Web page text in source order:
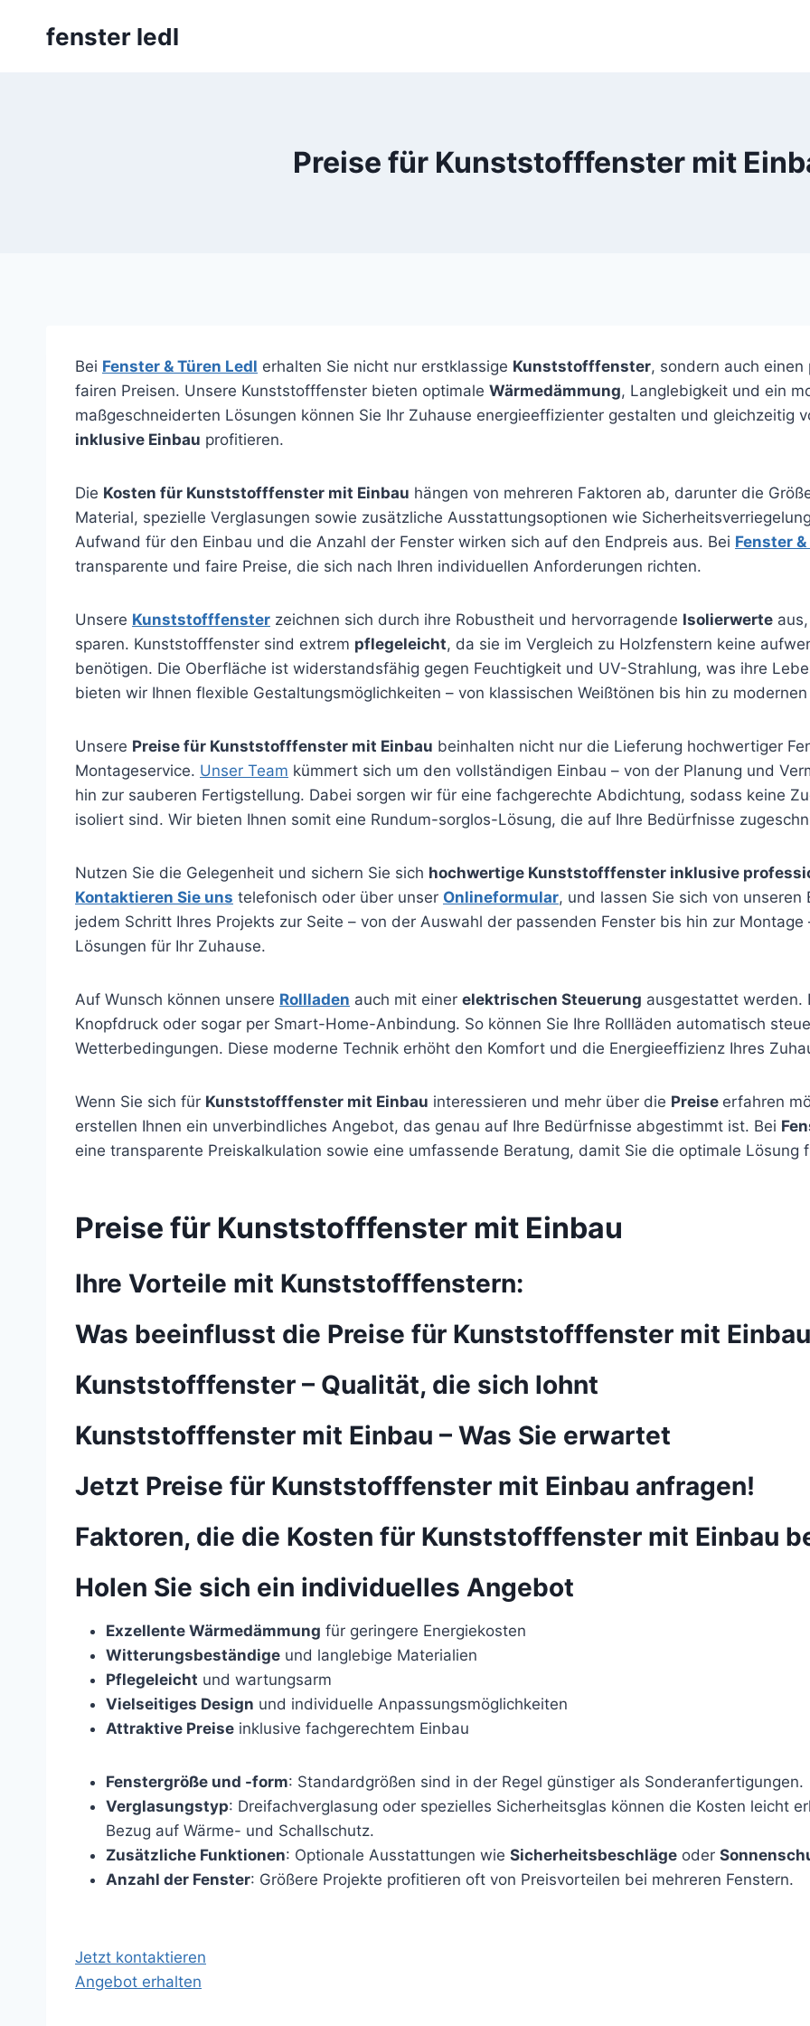
fenster ledl
Preise für Kunststofffenster mit
Bei Fenster & Türen Ledl erhalten Sie nicht nur erstklassige Kunststofffenster, sondern auch einen
fairen Preisen. Unsere Kunststofffenster bieten optimale Wärmedämmung, Langlebigkeit und ein
maßgeschneiderten Lösungen können Sie Ihr Zuhause energieeffizienter gestalten und gleichzeitig
inklusive Einbau profitieren.
Die Kosten für Kunststofffenster mit Einbau hängen von mehreren Faktoren ab, darunter die
Material, spezielle Verglasungen sowie zusätzliche Ausstattungsoptionen wie
Aufwand für den Einbau und die Anzahl der Fenster wirken sich auf den Endpreis aus. Bei Fenster
transparente und faire Preise, die sich nach Ihren individuellen Anforderungen richten.
Unsere Kunststofffenster zeichnen sich durch ihre Robustheit und hervorragende Isolierwerte
sparen. Kunststofffenster sind extrem pflegeleicht, da sie im Vergleich zu Holzfenstern keine
benötigen. Die Oberfläche ist widerstandsfähig gegen Feuchtigkeit und UV-Strahlung, was ihre
bieten wir Ihnen flexible Gestaltungsmöglichkeiten – von klassischen Weißtönen bis hin zu
Unsere Preise für Kunststofffenster mit Einbau beinhalten nicht nur die Lieferung hochwertiger
Montageservice. Unser Team kümmert sich um den vollständigen Einbau – von der Planung und
hin zur sauberen Fertigstellung. Dabei sorgen wir für eine fachgerechte Abdichtung, sodass keine
isoliert sind. Wir bieten Ihnen somit eine Rundum-sorglos-Lösung, die auf Ihre Bedürfnisse
Nutzen Sie die Gelegenheit und sichern Sie sich hochwertige Kunststofffenster inklusive
Kontaktieren Sie uns telefonisch oder über unser Onlineformular, und lassen Sie sich von
jedem Schritt Ihres Projekts zur Seite – von der Auswahl der passenden Fenster bis hin zur
Lösungen für Ihr Zuhause.
Auf Wunsch können unsere Rollladen auch mit einer elektrischen Steuerung ausgestattet werden.
Knopfdruck oder sogar per Smart-Home-Anbindung. So können Sie Ihre Rollläden automatisch
Wetterbedingungen. Diese moderne Technik erhöht den Komfort und die Energieeffizienz Ihres
Wenn Sie sich für Kunststofffenster mit Einbau interessieren und mehr über die Preise erfahren
erstellen Ihnen ein unverbindliches Angebot, das genau auf Ihre Bedürfnisse abgestimmt ist. Bei
eine transparente Preiskalkulation sowie eine umfassende Beratung, damit Sie die optimale Lösung
Preise für Kunststofffenster mit Einbau
Ihre Vorteile mit Kunststofffenstern:
Was beeinflusst die Preise für Kunststofffenster mit
Kunststofffenster – Qualität, die sich lohnt
Kunststofffenster mit Einbau – Was Sie erwartet
Jetzt Preise für Kunststofffenster mit Einbau anfragen!
Faktoren, die die Kosten für Kunststofffenster mit Einbau
Holen Sie sich ein individuelles Angebot
Exzellente Wärmedämmung für geringere Energiekosten
Witterungsbeständige und langlebige Materialien
Pflegeleicht und wartungsarm
Vielseitiges Design und individuelle Anpassungsmöglichkeiten
Attraktive Preise inklusive fachgerechtem Einbau
Fenstergröße und -form: Standardgrößen sind in der Regel günstiger als Sonderanfertigungen.
Verglasungstyp: Dreifachverglasung oder spezielles Sicherheitsglas können die Kosten leicht
Bezug auf Wärme- und Schallschutz.
Zusätzliche Funktionen: Optionale Ausstattungen wie Sicherheitsbeschläge oder
Anzahl der Fenster: Größere Projekte profitieren oft von Preisvorteilen bei mehreren Fenstern.
Jetzt kontaktieren
Angebot erhalten